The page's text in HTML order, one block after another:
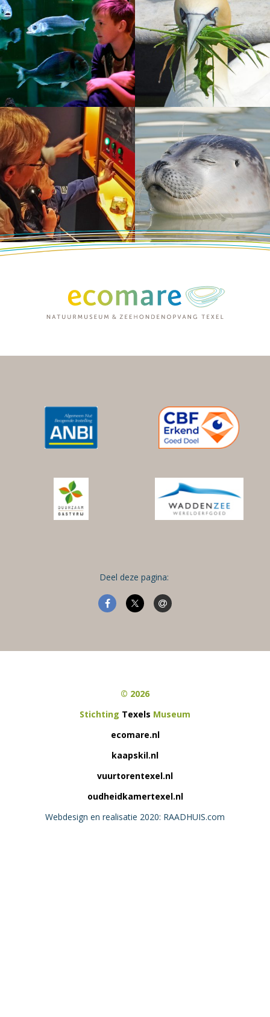
Deel deze pagina:
© 2026
Stichting Texels Museum
ecomare.nl
kaapskil.nl
vuurtorentexel.nl
oudheidkamertexel.nl
Webdesign en realisatie 2020: RAADHUIS.com